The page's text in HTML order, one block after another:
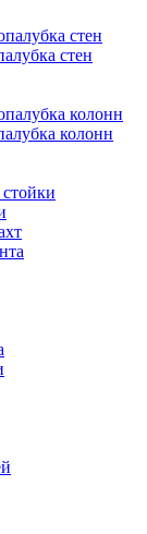
стен
стен
колонн
колонн